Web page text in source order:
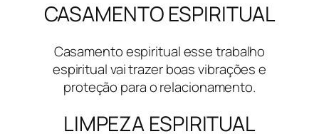
CASAMENTO ESPIRITUAL
Casamento espiritual esse trabalho
espiritual vai trazer boas vibrações e
proteção para o relacionamento.
LIMPEZA ESPIRITUAL